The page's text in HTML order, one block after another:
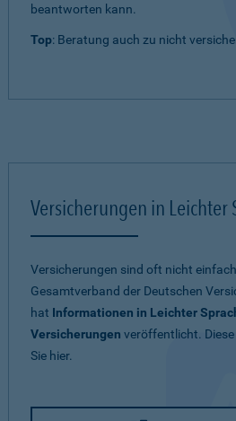
beantworten kann.
Top: Beratung auch zu nicht
Versicherungen in Leichter
Versicherungen sind oft nicht
Gesamtverband der Deutschen
hat Informationen in Leichter
Versicherungen veröffentlicht.
Sie hier.